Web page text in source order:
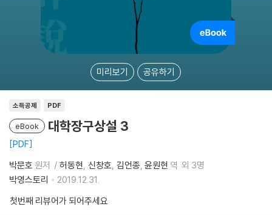
미리보기 공유하기
소득공제 PDF
eBook 대학장구상설 3
PDF
박문호 원저 허동현 신창호 김언종 윤원현 역 외 3명
박영스토리
2019.12.31.
첫번째 리뷰어가 되어주세요